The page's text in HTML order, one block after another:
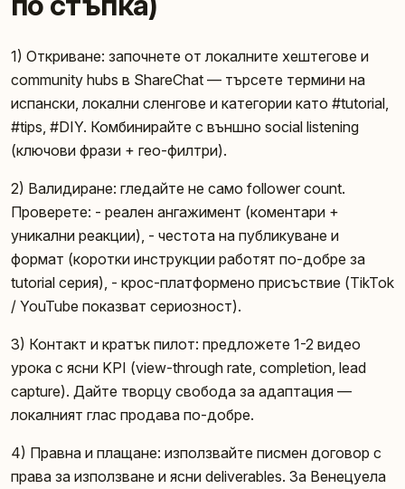
1) Откриване: започнете от локалните хештегове и
community hubs в ShareChat — търсете термини на
испански, локални сленгове и категории като #tutorial,
#tips, #DIY. Комбинирайте с външно social listening
(ключови фрази + гео-филтри).
2) Валидиране: гледайте не само follower count.
Проверете: - реален ангажимент (коментари +
уникални реакции), - честота на публикуване и
формат (коротки инструкции работят по-добре за
tutorial серия), - крос-платформено присъствие (TikTok
/ YouTube показват сериозност).
3) Контакт и кратък пилот: предложете 1-2 видео
урока с ясни KPI (view-through rate, completion, lead
capture). Дайте творцу свобода за адаптация —
локалният глас продава по-добре.
4) Правна и плащане: използвайте писмен договор с
права за използване и ясни deliverables. За Венецуела